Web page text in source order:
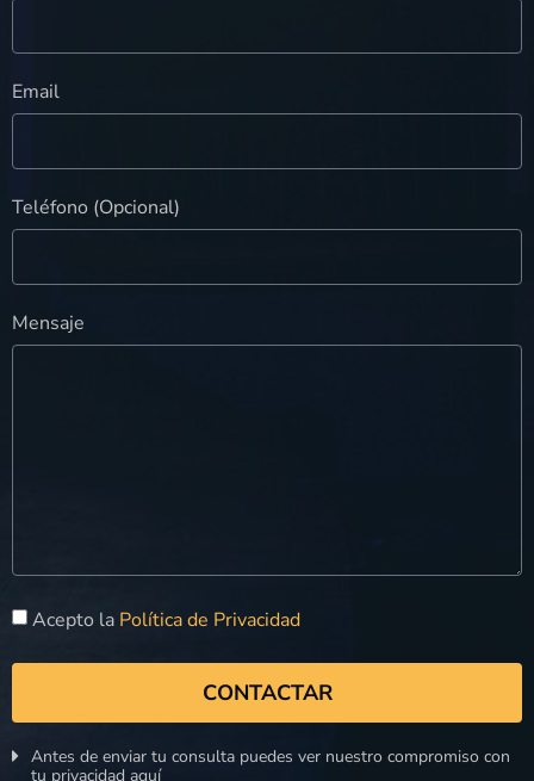
Email
Teléfono (Opcional)
Mensaje
Acepto la Política de Privacidad
CONTACTAR
Antes de enviar tu consulta puedes ver nuestro compromiso con
tu privacidad aquí